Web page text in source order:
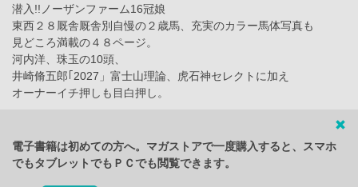
潜入!!ノーザンファーム16冠娘
東西２８厩舎厩舎別自慢の２歳馬、充実のカラー馬体写真も
見どころ満載の４８ページ。
河内洋、珠玉の10頭、
井崎脩五郎｢2027」富士山理論、虎石神セレクトに加え
オーナーイチ押しも目白押し。
電子書籍は初めての方へ。マガストアで一度購入すると、スマホ
でもタブレットでもＰＣでも閲覧できます。